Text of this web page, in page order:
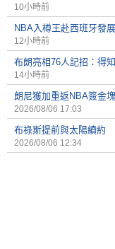
10小時前
NBA入樽王赴西班牙發展
12小時前
布朗亮相76人記招：得
14小時前
朗尼獲加重返NBA簽金塊
2026/08/06 17:03
布祿斯提前與太陽續約
2026/08/06 12:34